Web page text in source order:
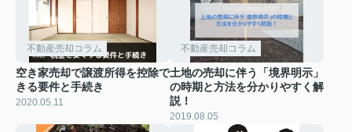
不動産売却コラム
空き家売却で譲渡所得を控除で
きる要件と手続き
2020.05.11
不動産売却コラム
土地の売却に伴う「境界明示」
の時期と方法を分かりやすく解
説！
2019.08.05